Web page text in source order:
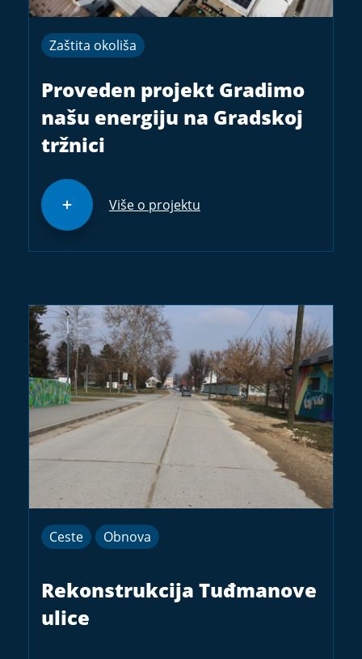
Zaštita okoliša
Proveden projekt Gradimo
našu energiju na Gradskoj
tržnici
Više o projektu
Ceste Obnova
Rekonstrukcija Tuđmanove
ulice